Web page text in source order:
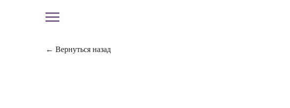
← Вернуться назад